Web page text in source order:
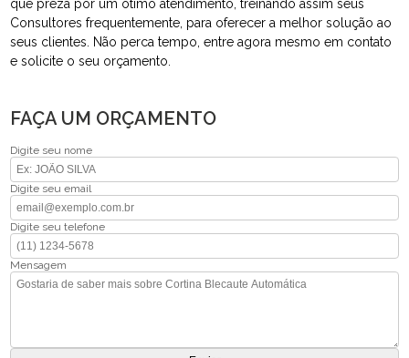
que preza por um ótimo atendimento, treinando assim seus
Consultores frequentemente, para oferecer a melhor solução ao
seus clientes. Não perca tempo, entre agora mesmo em contato
e solicite o seu orçamento.
FAÇA UM ORÇAMENTO
Digite seu nome
Digite seu email
Digite seu telefone
Mensagem